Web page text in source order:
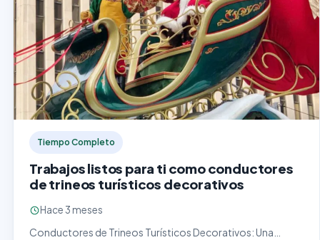
Tiempo Completo
Trabajos listos para ti como conductores
de trineos turísticos decorativos
Hace 3 meses
Conductores de Trineos Turísticos Decorativos: Una